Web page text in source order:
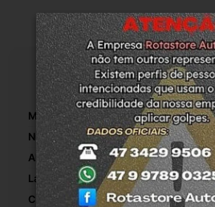
Marca:
Número De Peça:
Altura Da Embalagem:
Largura Da Embalagem:
Comprimento Da Embalagem: